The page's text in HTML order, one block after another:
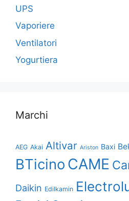
UPS
Vaporiere
Ventilatori
Yogurtiera
Marchi
AEG Akai Altivar Ariston Baxi
BTicino CAME
Daikin Edilkamin